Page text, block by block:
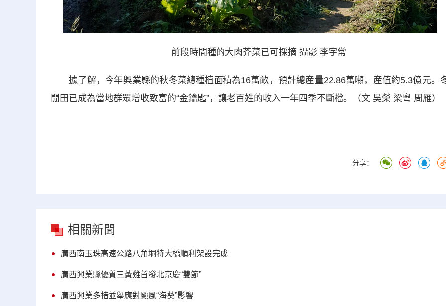
前段時間種的大肉芥菜已可採摘 攝影 李宇常
據了解，今年興業縣的秋冬菜總種植面積為16萬畝，預計總産量22.86萬噸，産值約5.3億元。
閒田已成為當地群眾增收致富的“金鑰匙”，讓老百姓的收入一年四季不斷檔。（文 吳榮 梁粵 周雁）
分享：
相關新聞
廣西南玉珠高速公路八角垌特大橋順利架設完成
廣西興業縣優質三黃雞首發北京慶“雙節”
廣西興業多措並舉應對颱風“海葵”影響